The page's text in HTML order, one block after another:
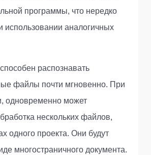
программы, что нередко
использовании аналогичных
распознавать
файлы почти мгновенно. При
одновременно может
нескольких файлов,
одного проекта. Они будут
многостраничного документа.